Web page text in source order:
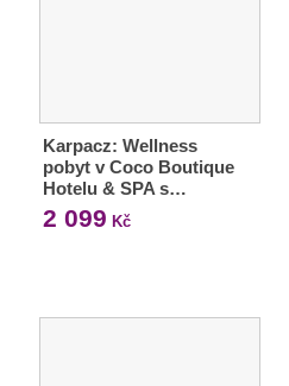
Karpacz: Wellness
pobyt v Coco Boutique
Hotelu & SPA s…
2 099 Kč